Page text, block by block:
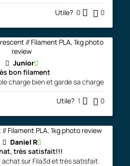
Utile? 0 0
Junior
bon filament
charge bien et garde sa charge
Utile? 1 0
Daniel R
très satisfait!!!
sur Fila3d et très satisfait.